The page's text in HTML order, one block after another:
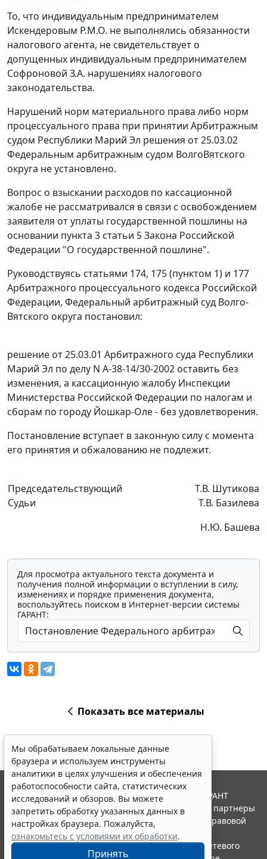
То, что индивидуальным предпринимателем
Искендеровым Р.М.О. не выполнялись обязанности
налогового агента, не свидетельствует о
допущенных индивидуальным предпринимателем
Софроновой З.А. нарушениях налогового
законодательства.
Нарушений норм материального права либо норм
процессуального права при принятии Арбитражным
судом Республики Марий Эл решения от 25.03.02
Федеральным арбитражным судом ВолгоВятского
округа не установлено.
Вопрос о взыскании расходов по кассационной
жалобе не рассматривался в связи с освобождением
заявителя от уплаты государственной пошлины на
основании пункта 3 статьи 5Закона Российской
Федерации "О государственной пошлине".
Руководствуясь статьями 174, 175 (пунктом 1) и 177
Арбитражного процессуального кодекса Российской
Федерации, Федеральный арбитражный суд Волго-
Вятского округа постановил:
решение от 25.03.01 Арбитражного суда Республики
Марий Эл по делу N А-38-14/30-2002 оставить без
изменения, а кассационную жалобу Инспекции
Министерства Российской Федерации по налогам и
сборам по городу Йошкар-Оле - без удовлетворения.
Постановление вступает в законную силу с момента
его принятия и обжалованию не подлежит.
Председательствующий
Судьи
Т.В. Шутикова
Т.В. Базилева
Н.Ю. Башева
Для просмотра актуального текста документа и
получения полной информации о вступлении в силу,
изменениях и порядке применения документа,
воспользуйтесь поиском в Интернет-версии системы
ГАРАНТ:
Показать все материалы
Мы обрабатываем локальные данные
браузера и используем инструменты
аналитики в целях улучшения и обеспечения
работоспособности сайта, статистических
исследований и обзоров. Вы можете
запретить обработку указанных данных в
настройках браузера. Пожалуйста,
ознакомьтесь с условиями их обработки.
Принять
© ООО "НПП "ГАРАНТ-СЕРВИС", 2026. Система ГАРАНТ
выпускается с 1990 года. Компания "Гарант" и ее партнеры
являются участниками Российской ассоциации правовой
информации ГАРАНТ.
Портал ГАРАНТ.РУ зарегистрирован в качестве сетевого